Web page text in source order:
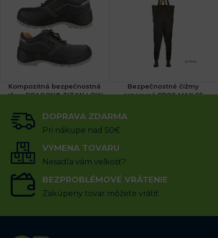
Kompozitná bezpečnostná
obuv DRAGON® TITAN LOW
(2x)
41.02 € s DPH
VÝBER MOŽNOSTÍ
Bezpečnostné čižmy
pracovné PROS MAX S5
DOPRAVA ZDARMA
Pri nákupe nad 50€
VÝMENA TOVARU
Nesadla vám veľkosť?
BEZPROBLÉMOVÉ VRÁTENIE
Zakúpeny tovar môžete vrátiť